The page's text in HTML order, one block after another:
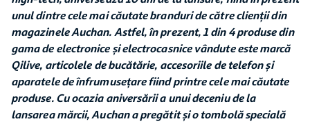
unul dintre cele mai căutate branduri de către clienții din
magazinele Auchan. Astfel, în prezent, 1 din 4 produse din
gama de electronice și electrocasnice vândute este marcă
Qilive, articolele de bucătărie, accesoriile de telefon și
aparatele de înfrumusețare fiind printre cele mai căutate
produse. Cu ocazia aniversării a unui deceniu de la
lansarea mărcii, Auchan a pregătit și o tombolă specială